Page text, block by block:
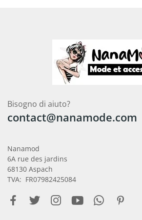
Bisogno di aiuto?
contact@nanamode.com
Nanamod
6A rue des jardins
68130 Aspach
TVA: FR07982425084